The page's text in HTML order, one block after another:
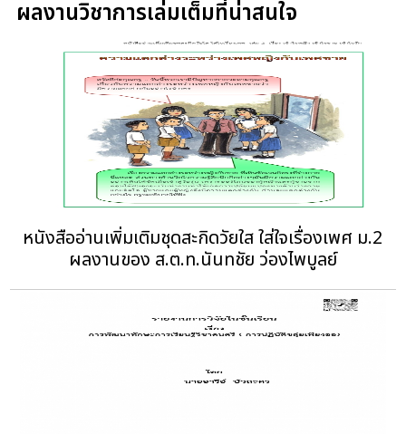
ผลงานวิชาการเล่มเต็มที่น่าสนใจ
หนังสืออ่านเพิ่มเติมชุดสะกิดวัยใส ใส่ใจเรื่องเพศ ม.2
ผลงานของ ส.ต.ท.นันทชัย ว่องไพบูลย์